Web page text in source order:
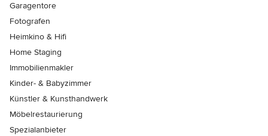
Garagentore
Fotografen
Heimkino & Hifi
Home Staging
Immobilienmakler
Kinder- & Babyzimmer
Künstler & Kunsthandwerk
Möbelrestaurierung
Spezialanbieter